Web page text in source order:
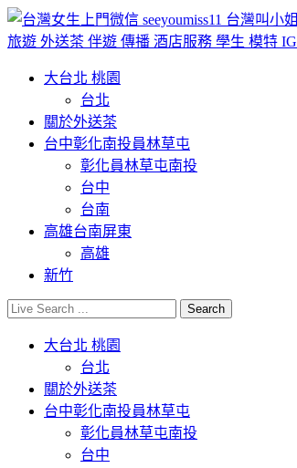
大台北 桃園
台北
關於外送茶
台中彰化南投員林草屯
彰化員林草屯南投
台中
台南
高雄台南屏東
高雄
新竹
大台北 桃園
台北
關於外送茶
台中彰化南投員林草屯
彰化員林草屯南投
台中